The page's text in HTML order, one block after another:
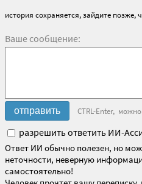
история сохраняется, зайдите позже,
Ваше сообщение:
CTRL-Enter,
разрешить ответить ИИ-
Ответ ИИ обычно полезен, но
неточности, неверную
самостоятельно!